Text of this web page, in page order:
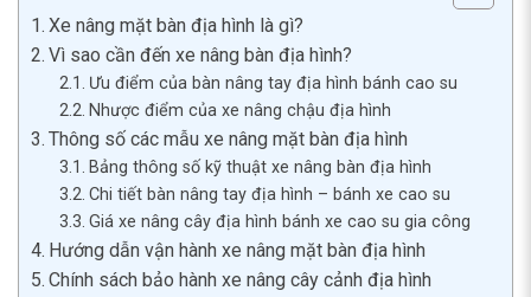
Xe nâng mặt bàn địa hình là gì?
Vì sao cần đến xe nâng bàn địa hình?
Ưu điểm của bàn nâng tay địa hình bánh cao su
Nhược điểm của xe nâng chậu địa hình
Thông số các mẫu xe nâng mặt bàn địa hình
Bảng thông số kỹ thuật xe nâng bàn địa hình
Chi tiết bàn nâng tay địa hình – bánh xe cao su
Giá xe nâng cây địa hình bánh xe cao su gia công
Hướng dẫn vận hành xe nâng mặt bàn địa hình
Chính sách bảo hành xe nâng cây cảnh địa hình